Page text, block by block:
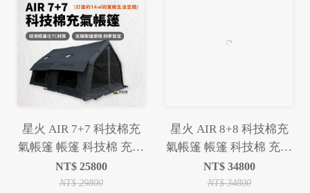
星火 AIR 7+7 科技棉充
氣帳篷 帳篷 科技棉 充氣
帳篷 充氣帳 露營 野營
NT$ 25800
NT$29800
星火 AIR 8+8 科技棉充
氣帳篷 帳篷 科技棉 充氣
帳篷 充氣帳 露營 野營
NT$ 34800
NT$34800